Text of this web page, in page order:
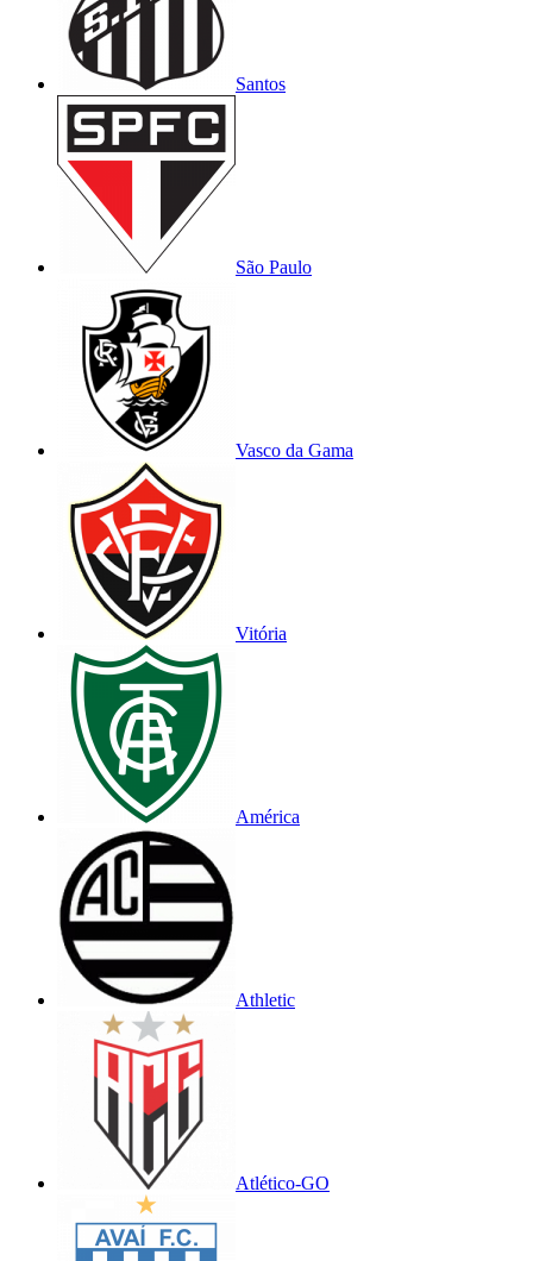
Santos
São Paulo
Vasco da Gama
Vitória
América
Athletic
Atlético-GO